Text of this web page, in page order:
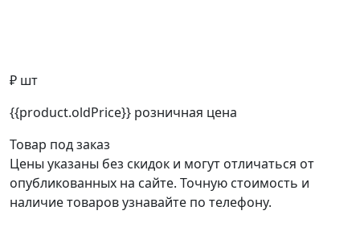
₽ шт
{{product.oldPrice}} розничная цена
Товар под заказ
Цены указаны без скидок и могут отличаться от
опубликованных на сайте. Точную стоимость и
наличие товаров узнавайте по телефону.